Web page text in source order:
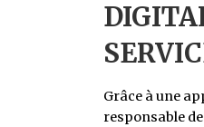
Grâce à une
responsable